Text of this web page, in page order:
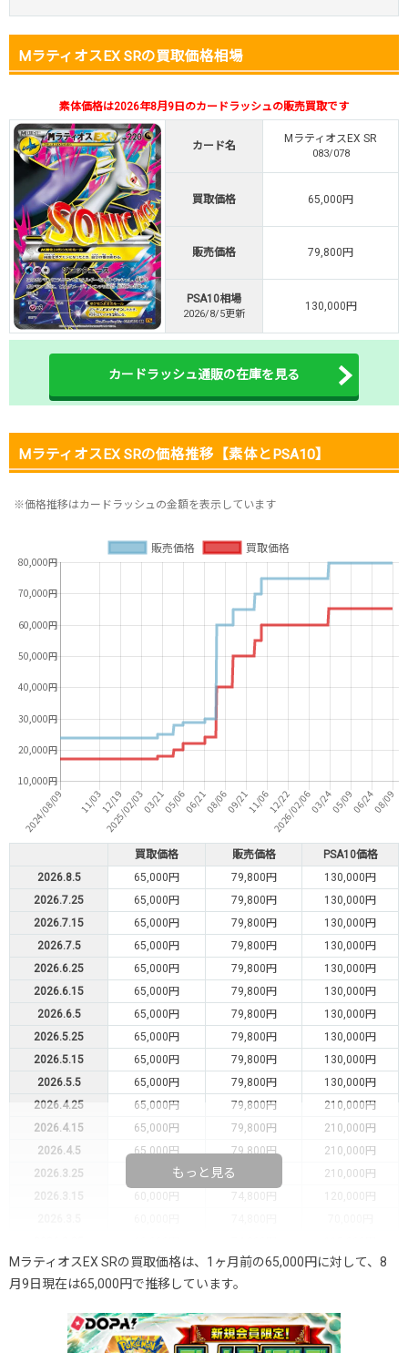
オリパスタジアム オリパスタジアム公式はこちら ＞
オリくじ
・新規登録で無料100連できる！
・初回購入は500coinが50円
TVCM記念！激熱イベント開催中
オリくじ公式はこちら ＞
・リリース1周年イベント開催中！
・新規登録で最大90%OFF
初回登録で4種類アド確解放
TORAオリパ公式はこちら ＞
MラティオスEX SRの買取価格相場
素体価格は2026年8月9日のカードラッシュの販売買取です
カード名
MラティオスEX SR
083/078
買取価格 65,000円
販売価格 79,800円
PSA10相場
2026/8/5更新
130,000円
カードラッシュ通販の在庫を見る
MラティオスEX SRの価格推移【素体とPSA10】
※価格推移はカードラッシュの金額を表示しています
買取価格 販売価格
PSA10価格
2026.8.5
65,000円 79,800円
130,000円
2026.7.25
65,000円 79,800円
130,000円
2026.7.15
65,000円 79,800円
130,000円
2026.7.5
65,000円 79,800円
130,000円
2026.6.25
65,000円 79,800円
130,000円
2026.6.15
65,000円 79,800円
130,000円
2026.6.5
65,000円 79,800円
130,000円
2026.5.25
65,000円 79,800円
130,000円
2026.5.15
65,000円 79,800円
130,000円
2026.5.5
65,000円 79,800円
130,000円
2026.4.25
65,000円 79,800円
210,000円
2026.4.15
65,000円 79,800円
210,000円
2026.4.5
65,000円 79,800円
210,000円
2026.3.25
65,000円 79,800円
210,000円
2026.3.15
60,000円 74,800円
120,000円
2026.2.15
60,000円 74,800円
115,000円
2026.2.5
60,000円 74,800円
2026.1.25
60,000円 74,800円
115,000円
2026.1.15
60,000円 74,800円
115,000円
もっと見る
MラティオスEX SRの買取価格は、1ヶ月前の65,000円に対して、8
月9日現在は65,000円で推移しています。